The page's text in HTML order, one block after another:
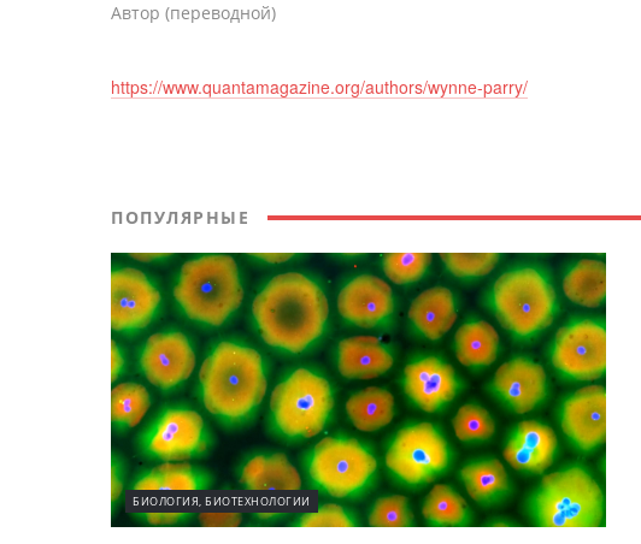
Автор (переводной)
https://www.quantamagazine.org/authors/wynne-parry/
ПОПУЛЯРНЫЕ
БИОЛОГИЯ, БИОТЕХНОЛОГИИ